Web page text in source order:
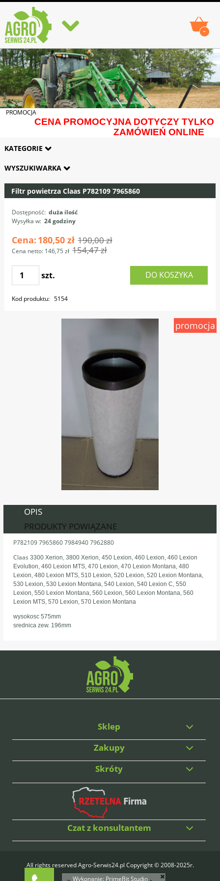
-
PROMOCJA
CENA PROMOCYJNA DOTYCZY TYLKO
ZAMÓWIEŃ ONLINE
KATEGORIE
WYSZUKIWARKA
promocja
Filtr powietrza Claas P782109 7965860
Dostępność: duża ilość
Wysyłka w: 24 godziny
Cena: 180,50 zł 190,00 zł
Cena netto: 146,75 zł 154,47 zł
szt. DO KOSZYKA
Kod produktu: 5154
OPIS
PRODUKTY POWIĄZANE
P782109 7965860 7984940 7962880
Claas 3300 Xerion, 3800 Xerion, 450 Lexion, 460 Lexion, 460 Lexion
Evolution, 460 Lexion MTS, 470 Lexion, 470 Lexion Montana, 480
Lexion, 480 Lexion MTS, 510 Lexion, 520 Lexion, 520 Lexion Montana,
530 Lexion, 530 Lexion Montana, 540 Lexion, 540 Lexion C, 550
Lexion, 550 Lexion Montana, 560 Lexion, 560 Lexion Montana, 560
Lexion MTS, 570 Lexion, 570 Lexion Montana
wysokosc 575mm
srednica zew. 196mm
Sklep
Zakupy
Skróty
Czat z konsultantem
All rights reserved Agro-Serwis24.pl Copyright © 2008-2025r.
Wykonanie: PrimeBit Studio